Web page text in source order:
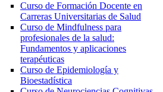
Curso de Formación Docente en
Carreras Universitarias de Salud
Curso de Mindfulness para
profesionales de la salud:
Fundamentos y aplicaciones
terapéuticas
Curso de Epidemiología y
Bioestadística